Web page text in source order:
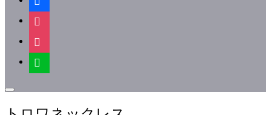
instagram
line
サ